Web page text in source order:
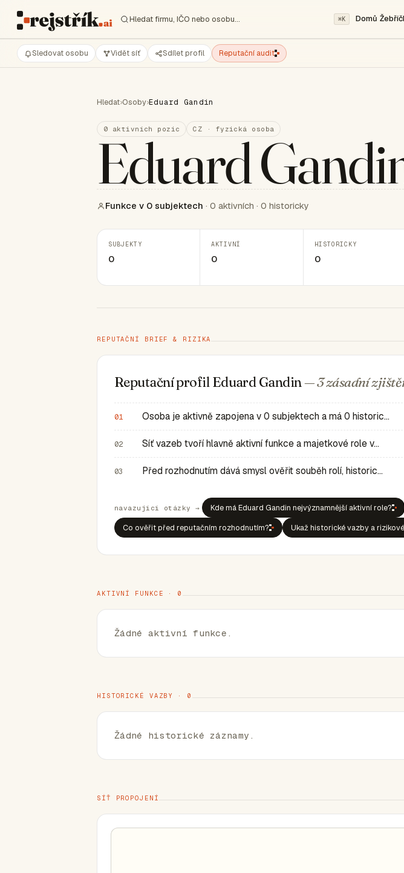
Hledat firmu, IČO nebo osobu… ⌘K Domů
Sledovat osobu Vidět síť Sdílet profil Reputační audit
Hledat›Osoby›Eduard Gandin
0 aktivních pozic CZ · fyzická osoba
Eduard
Funkce v 0 subjektech · 0 aktivních · 0 historicky
SUBJEKTY
0
AKTIVNÍ
0
HISTORICKY
0
REPUTAČNÍ BRIEF & RIZIKA
Reputační profil Eduard Gandin— 3 zásadní
01 Osoba je aktivně zapojena v 0 subjektech a má 0 historic…
02 Síť vazeb tvoří hlavně aktivní funkce a majetkové role v…
03 Před rozhodnutím dává smysl ověřit souběh rolí, historic…
navazující otázky → Kde má Eduard Gandin nejvýznamnější aktivní role?
Co ověřit před reputačním rozhodnutím?
Ukaž historické vazby a
AKTIVNÍ FUNKCE · 0
Žádné aktivní funkce.
HISTORICKÉ VAZBY · 0
Žádné historické záznamy.
SÍŤ PROPOJENÍ